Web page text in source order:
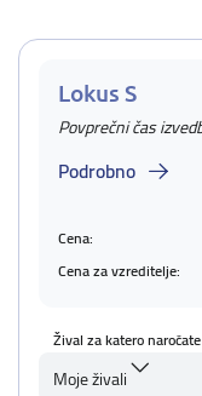
Lokus S
Povprečni čas
Podrobno
Cena:
Cena za vzreditelje:
Žival za katero
Moje živali